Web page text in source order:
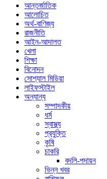
আন্তর্জাতিক
আলোচিত
অর্থ-বাণিজ্য
রাজনীতি
আইন-আদালত
খেলা
শিক্ষা
বিনোদন
সোশ্যাল মিডিয়া
লাইফস্টাইল
অন্যান্য
সম্পাদকীয়
ধর্ম
স্বাস্থ্য
প্রযুক্তি
কৃষি
চাকরি
বদলি-পদায়ন
ভিন্ন খবর